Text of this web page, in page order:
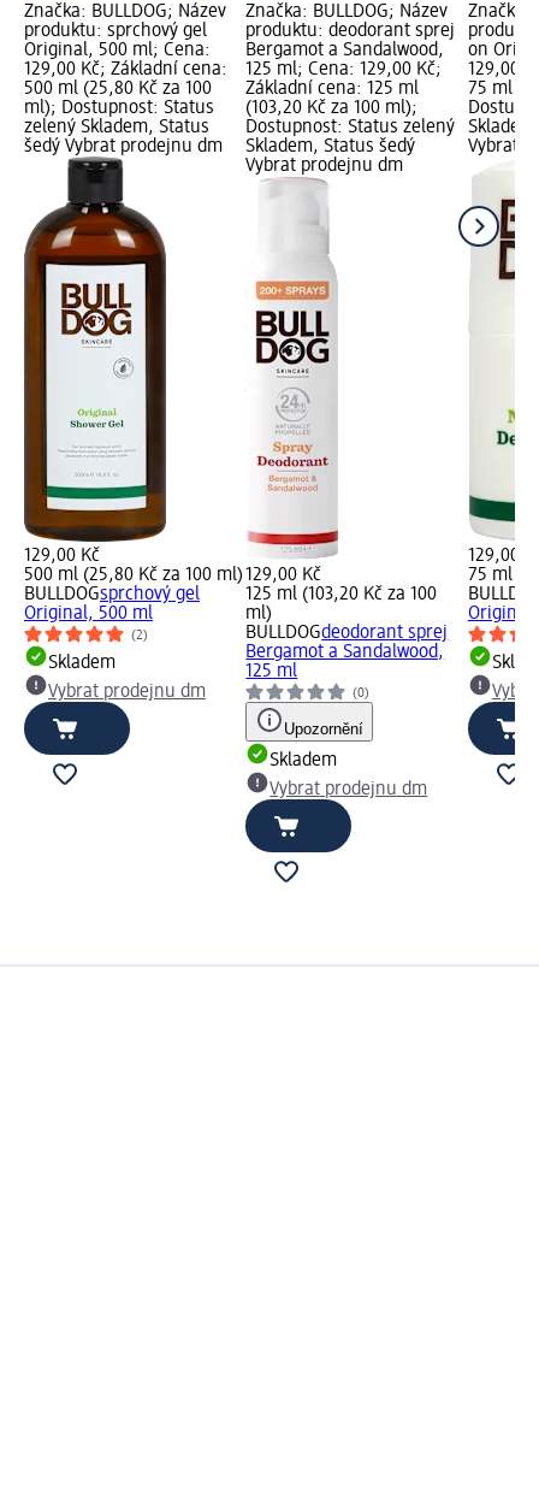
Značka: BULLDOG; Název
produktu: sprchový gel
Original, 500 ml; Cena:
129,00 Kč; Základní cena:
500 ml (25,80 Kč za 100
ml); Dostupnost: Status
zelený Skladem, Status
šedý Vybrat prodejnu dm
129,00 Kč
500 ml (25,80 Kč za 100 ml)
BULLDOGsprchový gel
Original, 500 ml
(2)
Skladem
Vybrat prodejnu dm
Značka: BULLDOG; Název
produktu: deodorant sprej
Bergamot a Sandalwood,
125 ml; Cena: 129,00 Kč;
Základní cena: 125 ml
(103,20 Kč za 100 ml);
Dostupnost: Status zelený
Skladem, Status šedý
Vybrat prodejnu dm
129,00 Kč
125 ml (103,20 Kč za 100
ml)
BULLDOGdeodorant sprej
Bergamot a Sandalwood,
125 ml
(0)
Upozornění
Skladem
Vybrat prodejnu dm
Značka:
on
129,00
75 ml
Vybrat
129,00
75 ml